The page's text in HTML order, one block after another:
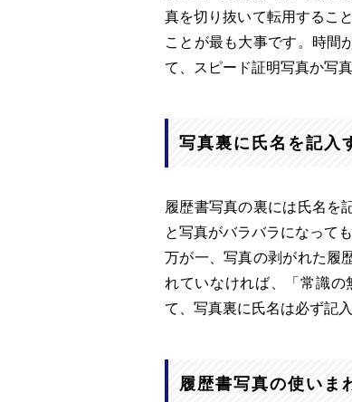
真を切り抜いて転用するこ
ことが最も大事です。時間
て、スピード証明写真か写
写真裏に氏名を記入
履歴書写真の裏には氏名を
と写真がバラバラになって
万が一、写真の剥がれた履
れていなければ、「常識の
て、写真裏に氏名は必ず記入
履歴書写真の使いま